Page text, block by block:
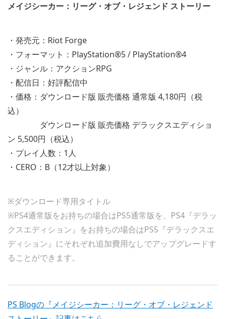
メイジシーカー：リーグ・オブ・レジェンド ストーリー
・発売元：Riot Forge
・フォーマット：PlayStation®5 / PlayStation®4
・ジャンル：アクションRPG
・配信日：好評配信中
・価格：ダウンロード版 販売価格 通常版 4,180円（税
込）
ダウンロード版 販売価格 デラックスエディショ
ン 5,500円（税込）
・プレイ人数：1人
・CERO：B（12才以上対象）
※ダウンロード専用タイトル
※PS4通常版をお持ちの場合はPS5通常版を、PS4『デラッ
クスエディション』をお持ちの場合はPS5『デラックスエ
ディション』にそれぞれ追加費用なしでアップグレードす
ることができます。
PS Blogの『メイジシーカー：リーグ・オブ・レジェンド